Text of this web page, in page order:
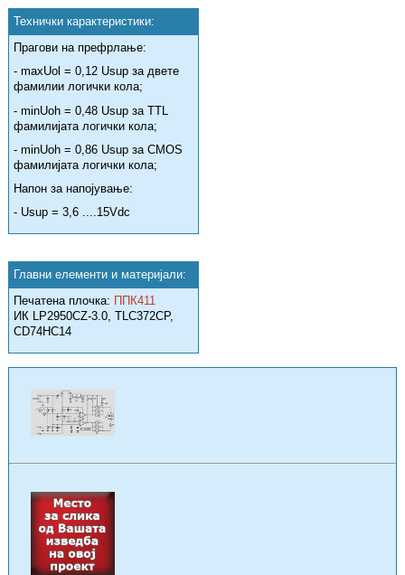
Технички карактеристики:
Прагови на префрлање:
- maxUol = 0,12 Usup за двете
фамилии логички кола;
- minUoh = 0,48 Usup за TTL
фамилијата логички кола;
- minUoh = 0,86 Usup за CMOS
фамилијата логички кола;
Напон за напојување:
- Usup = 3,6 ....15Vdc
Главни елементи и материјали:
Печатена плочка: ППК411
ИК LP2950CZ-3.0, TLC372CP,
CD74HC14